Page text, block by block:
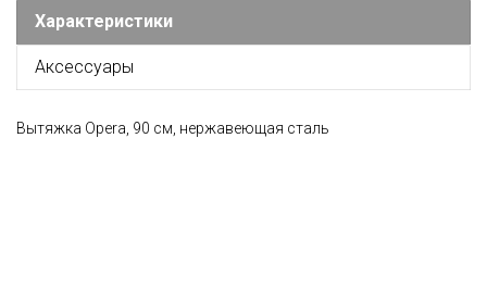
Характеристики
Аксессуары
Вытяжка Opera, 90 см, нержавеющая сталь